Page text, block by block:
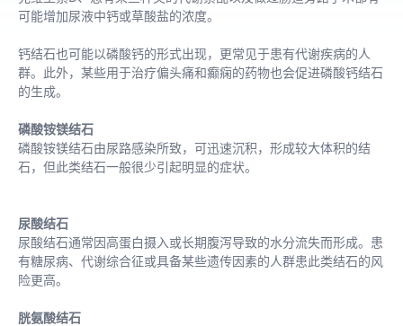
可能增加尿液中钙或草酸盐的浓度。
钙结石也可能以磷酸钙的形式出现，更常见于患有代谢疾病的人
群。此外，某些用于治疗偏头痛和癫痫的药物也会促进磷酸钙结石
的生成。
磷酸铵镁结石
磷酸铵镁结石由尿路感染所致，可迅速沉积，形成较大体积的结
石，但此类结石一般很少引起明显的症状。
尿酸结石
尿酸结石通常因高蛋白摄入或长期腹泻导致的水分流失而形成。患
有糖尿病、代谢综合征或具备某些遗传因素的人群患此类结石的风
险更高。
胱氨酸结石